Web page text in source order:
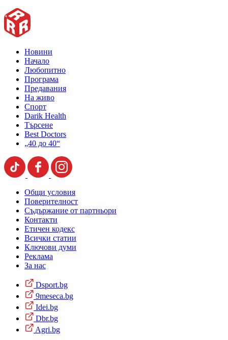
Новини
Начало
Любопитно
Програма
Предавания
На живо
Спорт
Darik Health
Търсене
Best Doctors
„40 до 40“
Общи условия
Поверителност
Съдържание от партньори
Контакти
Етичен кодекс
Всички статии
Ключови думи
Реклама
За нас
Dsport.bg
9meseca.bg
Idei.bg
Dbr.bg
Agri.bg